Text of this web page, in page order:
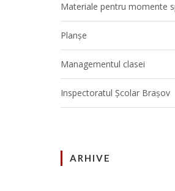
Materiale pentru momente
Planșe
Managementul clasei
Inspectoratul Școlar Brașov
ARHIVE